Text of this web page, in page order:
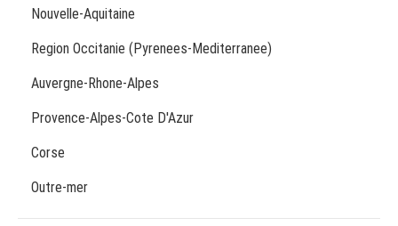
Nouvelle-Aquitaine
Region Occitanie (Pyrenees-Mediterranee)
Auvergne-Rhone-Alpes
Provence-Alpes-Cote D'Azur
Corse
Outre-mer